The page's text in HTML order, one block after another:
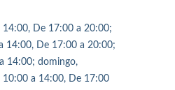
14:00, De 17:00 a 20:00;
14:00, De 17:00 a 20:00;
14:00; domingo,
10:00 a 14:00, De 17:00